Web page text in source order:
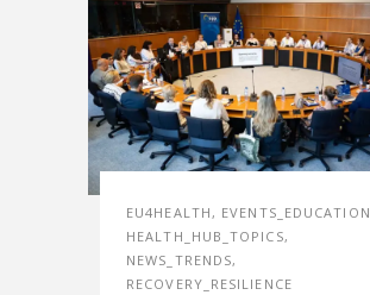
EU4HEALTH, EVENTS_EDUCATION
HEALTH_HUB_TOPICS,
NEWS_TRENDS,
RECOVERY_RESILIENCE